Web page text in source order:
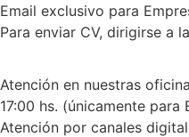
Email exclusivo para
Para enviar CV, dirigirse a
Atención en nuestras
17:00 hs. (únicamente
Atención por canales